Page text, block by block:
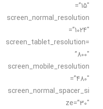
=”15″
screen_normal_resolution
=”1024″
screen_tablet_resolution=
”800″
screen_mobile_resolution
=”480″
screen_normal_spacer_si
ze=”30″